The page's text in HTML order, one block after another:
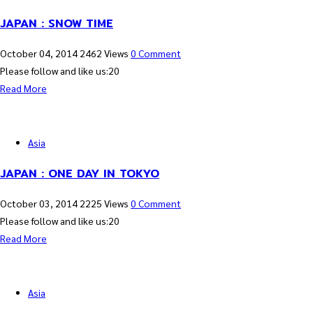
JAPAN : SNOW TIME
October 04, 2014 2462 Views 0 Comment
Please follow and like us:20
Read More
Asia
JAPAN : ONE DAY IN TOKYO
October 03, 2014 2225 Views 0 Comment
Please follow and like us:20
Read More
Asia